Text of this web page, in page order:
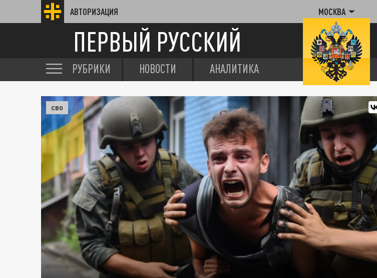
АВТОРИЗАЦИЯ МОСКВА
ПЕРВЫЙ РУССКИЙ
РУБРИКИ НОВОСТИ АНАЛИТИКА
СВО